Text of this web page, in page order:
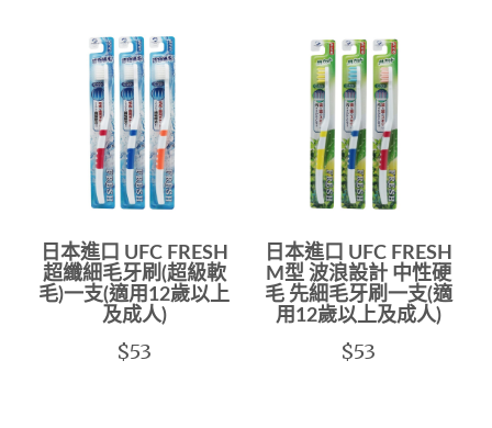
日本進口 UFC FRESH
超纖細毛牙刷(超級軟
毛)一支(適用12歲以上
及成人)
$53
日本進口 UFC FRESH
M型 波浪設計 中性硬
毛 先細毛牙刷一支(適
用12歲以上及成人)
$53